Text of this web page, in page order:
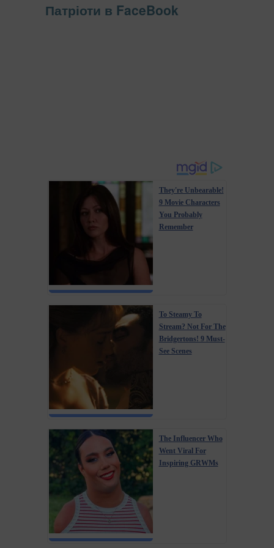
Патріоти в FaceBook
They're Unbearable!
9 Movie Characters
You Probably
Remember
To Steamy To
Stream? Not For The
Bridgertons! 9 Must-
See Scenes
The Influencer Who
Went Viral For
Inspiring GRWMs